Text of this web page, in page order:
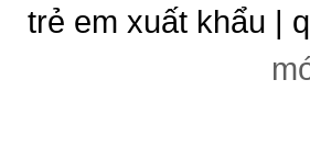
trẻ em xuất khẩu |